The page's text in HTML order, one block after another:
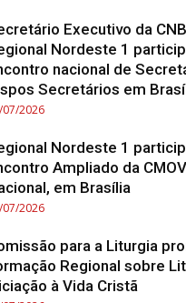
Executivo da
Nordeste 1
nacional de
Secretários em
07/2026
Nordeste 1
Ampliado da
em Brasília
07/2026
para a Liturgia
Regional sobre
à Vida Cristã